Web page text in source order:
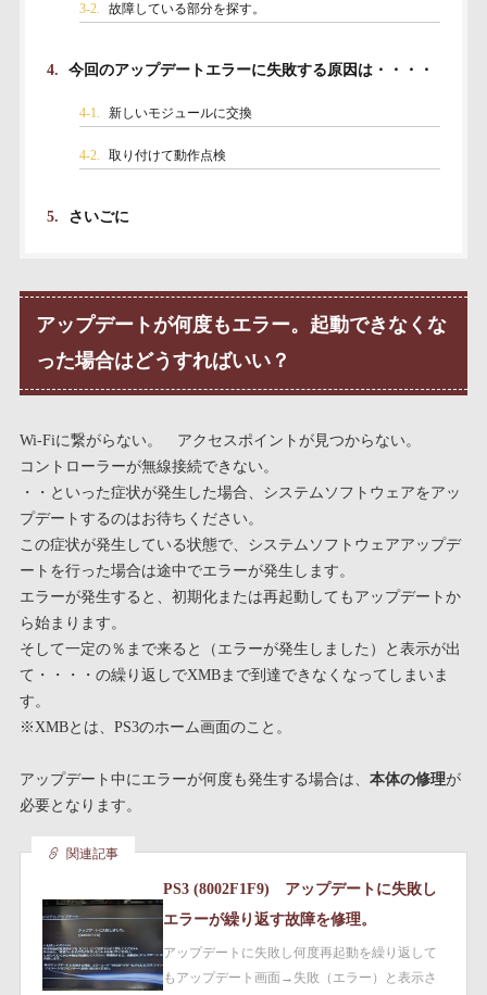
3-2. 故障している部分を探す。
4. 今回のアップデートエラーに失敗する原因は・・・・
4-1. 新しいモジュールに交換
4-2. 取り付けて動作点検
5. さいごに
アップデートが何度もエラー。起動できなくな
った場合はどうすればいい？
Wi-Fiに繋がらない。 アクセスポイントが見つからない。
コントローラーが無線接続できない。
・・といった症状が発生した場合、システムソフトウェアをアッ
プデートするのはお待ちください。
この症状が発生している状態で、システムソフトウェアアップデ
ートを行った場合は途中でエラーが発生します。
エラーが発生すると、初期化または再起動してもアップデートか
ら始まります。
そして一定の％まで来ると（エラーが発生しました）と表示が出
て・・・・の繰り返しでXMBまで到達できなくなってしまいま
す。
※XMBとは、PS3のホーム画面のこと。
アップデート中にエラーが何度も発生する場合は、 本体の修理が
必要となります。
関連記事
PS3 (8002F1F9) アップデートに失敗し
エラーが繰り返す故障を修理。
アップデートに失敗し何度再起動を繰り返して
もアップデート画面→失敗（エラー）と表示さ